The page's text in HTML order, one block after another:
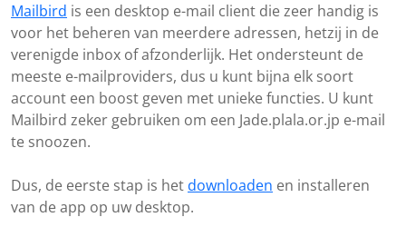
Mailbird is een desktop e-mail client die zeer handig is
voor het beheren van meerdere adressen, hetzij in de
verenigde inbox of afzonderlijk. Het ondersteunt de
meeste e-mailproviders, dus u kunt bijna elk soort
account een boost geven met unieke functies. U kunt
Mailbird zeker gebruiken om een Jade.plala.or.jp e-mail
te snoozen.
Dus, de eerste stap is het downloaden en installeren
van de app op uw desktop.